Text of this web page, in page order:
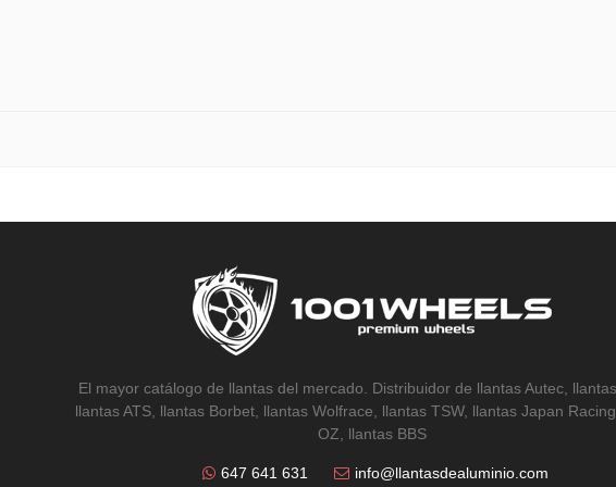
El mayor catálogo de llantas del mercado. Distribuidor de llantas Autec, llantas
llantas ATS, llantas Borbet, llantas Wolfrace, llantas TSW, llantas Japan
OZ, llantas BBS
647 641 631 info@llantasdealuminio.com